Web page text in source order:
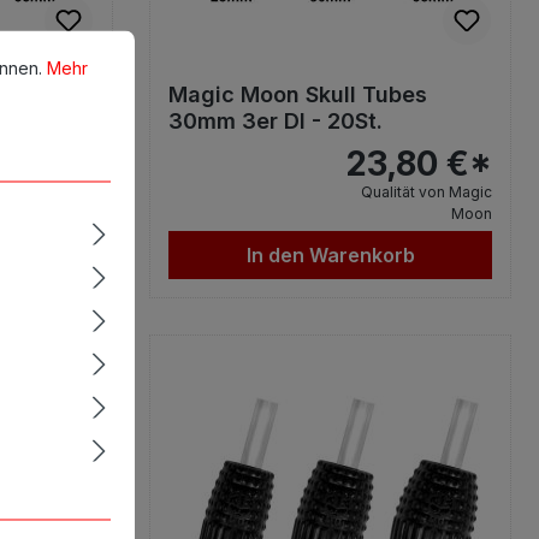
Magic Moon Skull Tubes
30mm 3er DI - 20St.
23,80 €*
Qualität von Magic
Moon
In den Warenkorb
Mehr Informationen ...
Mehr